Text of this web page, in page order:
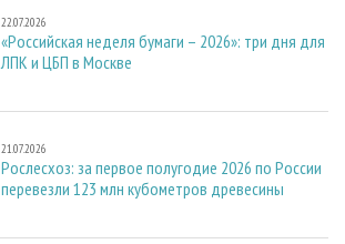
22.07.2026
«Российская неделя бумаги – 2026»: три дня для
ЛПК и ЦБП в Москве
21.07.2026
Рослесхоз: за первое полугодие 2026 по России
перевезли 123 млн кубометров древесины